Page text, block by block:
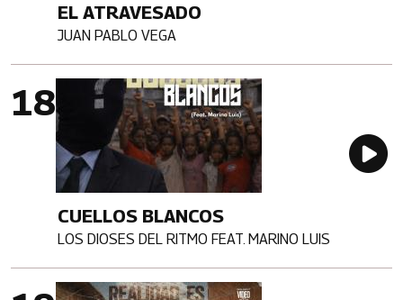
EL ATRAVESADO
Artista
JUAN PABLO VEGA
Imagen portada
CUELLOS BLANCOS
Artista
LOS DIOSES DEL RITMO FEAT. MARINO LUIS
Imagen portada